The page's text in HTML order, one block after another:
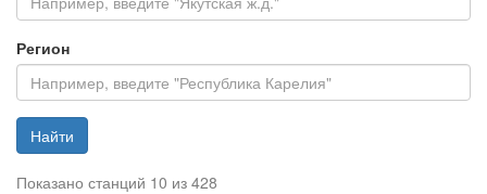
Регион
Найти
Показано станций 10 из 428